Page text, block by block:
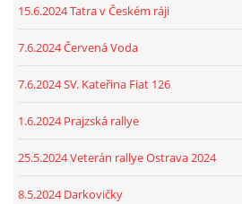
15.6.2024 Tatra v Českém ráji
7.6.2024 Červená Voda
7.6.2024 SV. Kateřina Fiat 126
1.6.2024 Prajzská rallye
25.5.2024 Veterán rallye Ostrava 2024
8.5.2024 Darkovičky